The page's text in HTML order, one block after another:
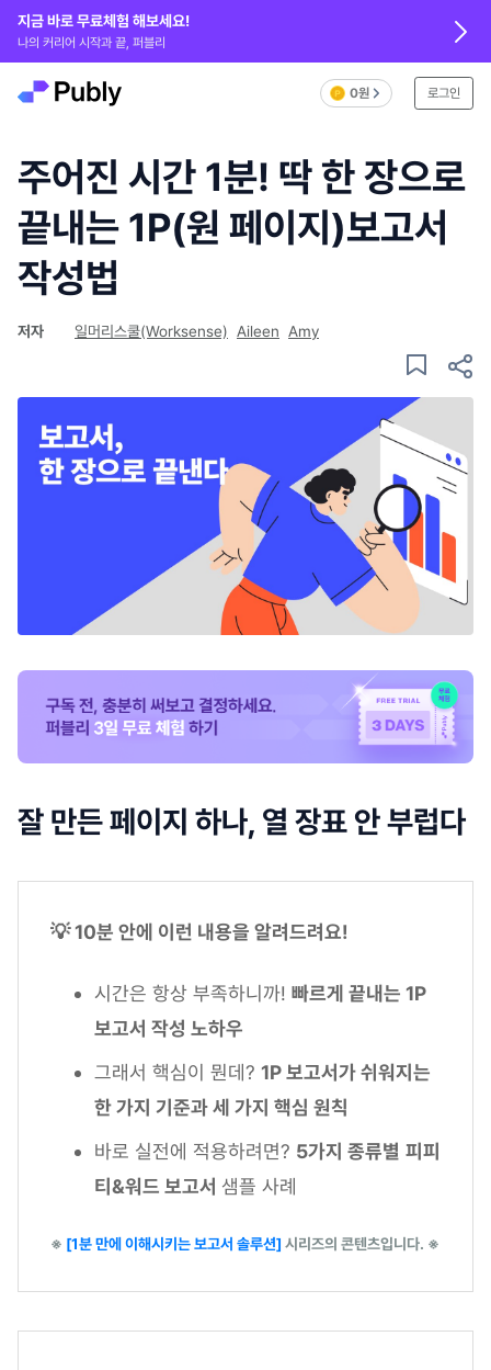
지금 바로 무료체험 해보세요!
나의 커리어 시작과 끝, 퍼블리
0원 로그인
주어진 시간 1분! 딱 한 장으로
끝내는 1P(원 페이지)보고서
작성법
저자 일머리스쿨(Worksense) Aileen Amy
잘 만든 페이지 하나, 열 장표 안 부럽다
💡 10분 안에 이런 내용을 알려드려요!
시간은 항상 부족하니까! 빠르게 끝내는 1P
보고서 작성 노하우
그래서 핵심이 뭔데? 1P 보고서가 쉬워지는
한 가지 기준과 세 가지 핵심 원칙
바로 실전에 적용하려면? 5가지 종류별 피피
티&워드 보고서 샘플 사례
※ [1분 만에 이해시키는 보고서 솔루션] 시리즈의 콘텐츠입니다. ※